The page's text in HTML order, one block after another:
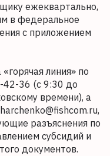
ежеквартально,
в федеральное
с приложением
линия» по
36 (с 9:30 до
времени), а
разъяснения по
субсидий и
документов.